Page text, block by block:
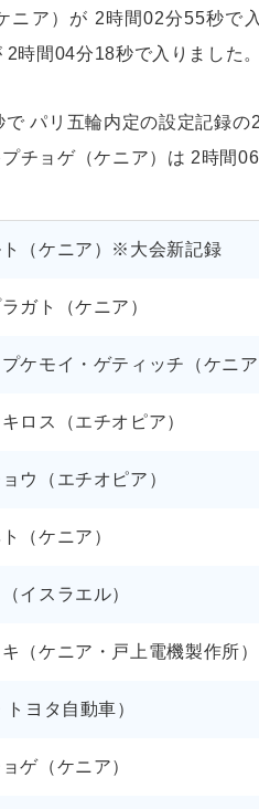
ニア）が 2時間02分55秒で
時間04分18秒で入りました。
パリ五輪内定の設定記録の
チョゲ（ケニア）は 2時間
（ケニア）※大会新記録
ガト（ケニア）
ケモイ・ゲティッチ（ケニア
ロス（エチオピア）
ウ（エチオピア）
（ケニア）
イスラエル）
（ケニア・戸上電機製作所）
ヨタ自動車）
ゲ（ケニア）